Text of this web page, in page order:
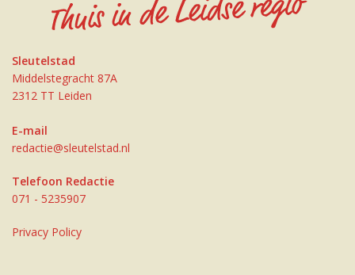
Sleutelstad
Middelstegracht 87A
2312 TT Leiden
E-mail
redactie@sleutelstad.nl
Telefoon Redactie
071 - 5235907
Privacy Policy